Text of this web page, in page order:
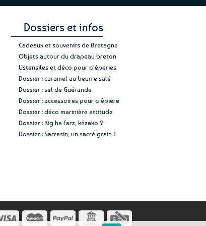
Dossiers et infos
Cadeaux et souvenirs de Bretagne
Objets autour du drapeau breton
Ustensiles et déco pour crêperies
Dossier : caramel au beurre salé
Dossier : sel de Guérande
Dossier : accessoires pour crêpière
Dossier : déco marinière attitude
Dossier : Kig ha Farz, kézako ?
Dossier : Sarrasin, un sacré grain !